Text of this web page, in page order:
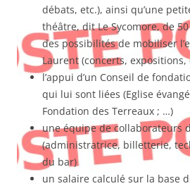
débats, etc.), ainsi qu’une
théâtre, dit Le Sycomore, de
des possibilités de mobiliser
Laurent (concerts, expositions,
l’appui d’un Conseil de
qui lui sont liées (Eglise
Fondation des Terreaux ; …)
une équipe de collaborateurs
(administratrice, billetterie,
du bar)
un salaire calculé sur la base